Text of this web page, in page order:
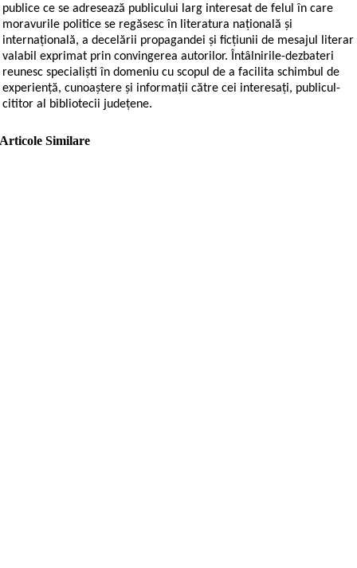
publice ce se adresează publicului larg interesat de felul în care
moravurile politice se regăsesc în literatura națională și
internațională, a decelării propagandei și ficțiunii de mesajul literar
valabil exprimat prin convingerea autorilor. Întâlnirile-dezbateri
reunesc specialiști în domeniu cu scopul de a facilita schimbul de
experiență, cunoaștere și informații către cei interesați, publicul-
cititor al bibliotecii județene.
Articole Similare